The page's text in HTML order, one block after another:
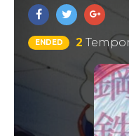
ENDED 2